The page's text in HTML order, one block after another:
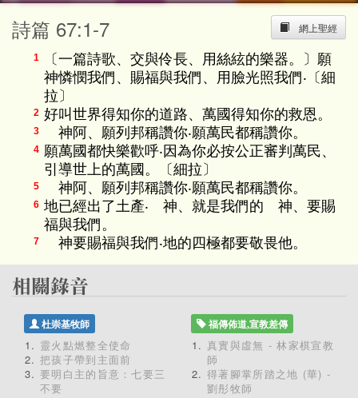
網上聖經
詩篇 67:1-7
1
〔一篇詩歌、交與伶長、用絲絃的樂器。〕願
神憐憫我們、賜福與我們、用臉光照我們‧〔細
拉〕
2 好叫世界得知你的道路、萬國得知你的救恩。
3 神阿、願列邦稱讚你‧願萬民都稱讚你。
4 願萬國都快樂歡呼‧因為你必按公正審判萬民、
引導世上的萬國。〔細拉〕
5 神阿、願列邦稱讚你‧願萬民都稱讚你。
6 地已經出了土產‧ 神、就是我們的 神、要賜
福與我們。
7 神要賜福與我們‧地的四極都要敬畏他。
杜崇基牧師
靈火點燃整全使命
把孩子帶到主面前
要明白主的旨意：七要三
不要
福傳佈道,宣教差傳
真實與虛無 - 林家棋宣教
師
得著腳掌所踏之地 (華) -
劉彤牧師